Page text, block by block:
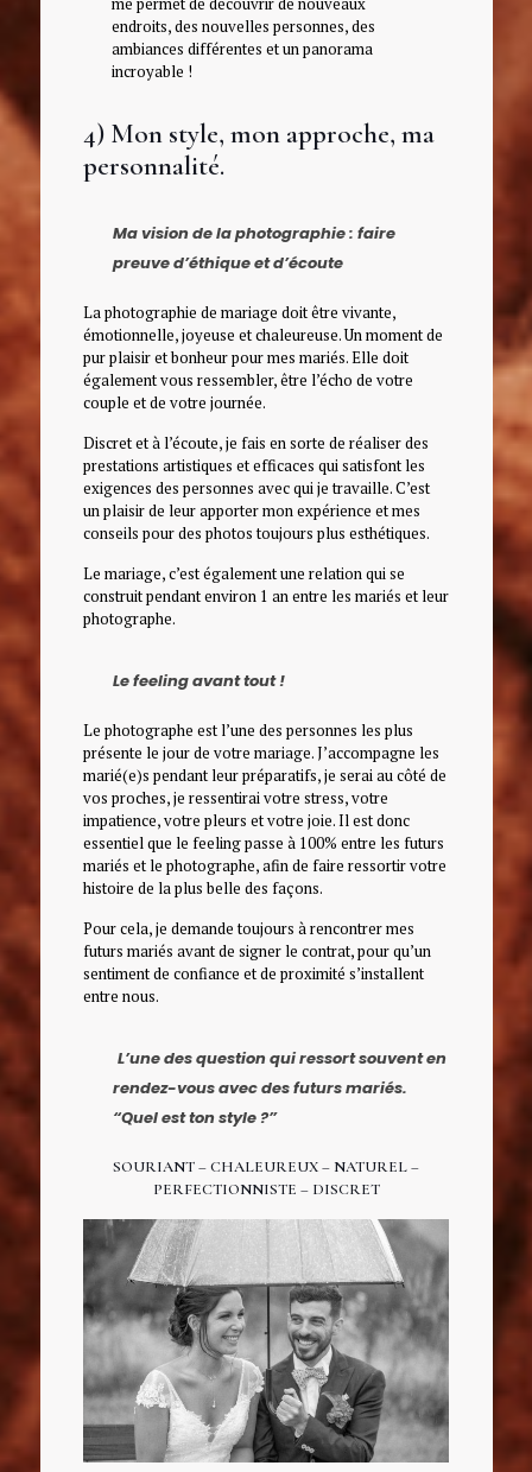
endroits, des nouvelles personnes, des
ambiances différentes et un panorama
incroyable !
4) Mon style, mon approche, ma
personnalité.
Ma vision de la photographie : faire
preuve d’éthique et d’écoute
La photographie de mariage doit être vivante,
émotionnelle, joyeuse et chaleureuse. Un moment de
pur plaisir et bonheur pour mes mariés. Elle doit
également vous ressembler, être l’écho de votre
couple et de votre journée.
Discret et à l’écoute, je fais en sorte de réaliser des
prestations artistiques et efficaces qui satisfont les
exigences des personnes avec qui je travaille. C’est
un plaisir de leur apporter mon expérience et mes
conseils pour des photos toujours plus esthétiques.
Le mariage, c’est également une relation qui se
construit pendant environ 1 an entre les mariés et leur
photographe.
Le feeling avant tout !
Le photographe est l’une des personnes les plus
présente le jour de votre mariage. J’accompagne les
marié(e)s pendant leur préparatifs, je serai au côté de
vos proches, je ressentirai votre stress, votre
impatience, votre pleurs et votre joie. Il est donc
essentiel que le feeling passe à 100% entre les futurs
mariés et le photographe, afin de faire ressortir votre
histoire de la plus belle des façons.
Pour cela, je demande toujours à rencontrer mes
futurs mariés avant de signer le contrat, pour qu’un
sentiment de confiance et de proximité s’installent
entre nous.
L’une des question qui ressort souvent en
rendez-vous avec des futurs mariés.
“Quel est ton style ?”
SOURIANT – CHALEUREUX – NATUREL –
PERFECTIONNISTE – DISCRET